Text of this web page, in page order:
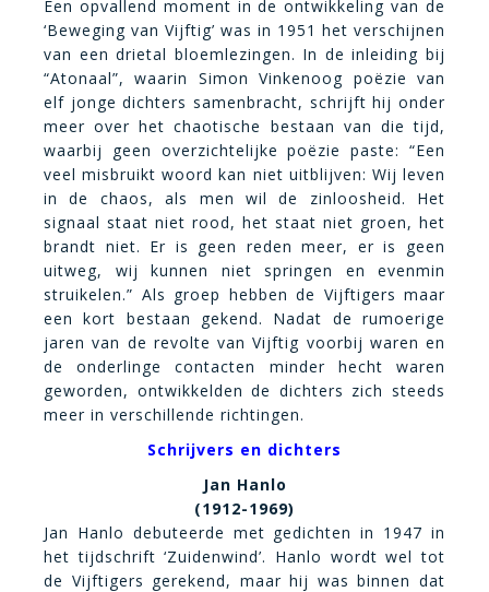
Een opvallend moment in de ontwikkeling van de
‘Beweging van Vijftig’ was in 1951 het verschijnen
van een drietal bloemlezingen. In de inleiding bij
“Atonaal”, waarin Simon Vinkenoog poëzie van
elf jonge dichters samenbracht, schrijft hij onder
meer over het chaotische bestaan van die tijd,
waarbij geen overzichtelijke poëzie paste: “Een
veel misbruikt woord kan niet uitblijven: Wij leven
in de chaos, als men wil de zinloosheid. Het
signaal staat niet rood, het staat niet groen, het
brandt niet. Er is geen reden meer, er is geen
uitweg, wij kunnen niet springen en evenmin
struikelen.” Als groep hebben de Vijftigers maar
een kort bestaan gekend. Nadat de rumoerige
jaren van de revolte van Vijftig voorbij waren en
de onderlinge contacten minder hecht waren
geworden, ontwikkelden de dichters zich steeds
meer in verschillende richtingen.
Schrijvers en dichters
Jan Hanlo
(1912-1969)
Jan Hanlo debuteerde met gedichten in 1947 in
het tijdschrift ‘Zuidenwind’. Hanlo wordt wel tot
de Vijftigers gerekend, maar hij was binnen dat